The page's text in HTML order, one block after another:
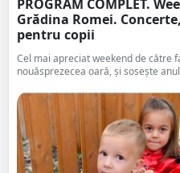
PROGRAM COMPLET.
Grădina Romei.
pentru copii
Cel mai apreciat weekend de către
nouăsprezecea oară, şi soseşte